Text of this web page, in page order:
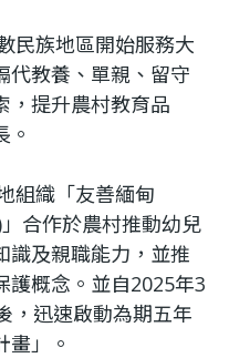
民族地區開始服務大
代教養、單親、留守
，提升農村教育品
。
組織「友善緬甸
合作於農村推動幼兒
識及親職能力，並推
護概念。並自2025年3
，迅速啟動為期五年
畫」。